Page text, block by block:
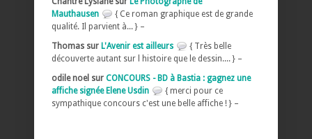
Mauthausen
{ Ce roman graphique est de grande
qualité. Il parvient à... } –
Thomas sur L'Avenir est ailleurs
{ Très belle
découverte autant sur l histoire que le dessin.... } –
odile noel sur CONCOURS - BD à Bastia : gagnez une
affiche signée Elene Usdin
{ merci pour ce
sympathique concours c'est une belle affiche ! } –